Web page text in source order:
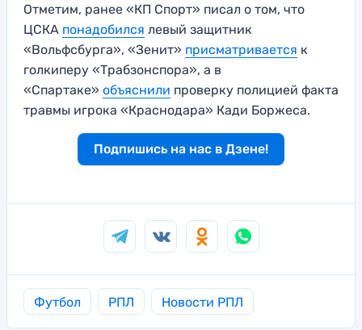
Отметим, ранее «КП Спорт» писал о том, что
ЦСКА понадобился левый защитник
«Вольфсбурга», «Зенит» присматривается к
голкиперу «Трабзонспора», а в
«Спартаке» объяснили проверку полицией факта
травмы игрока «Краснодара» Кади Боржеса.
Подпишись на нас в Дзене!
Футбол РПЛ Новости РПЛ